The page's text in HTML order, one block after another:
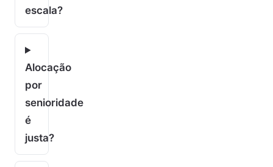
escala?
Alocação
por
senioridade
é
justa?